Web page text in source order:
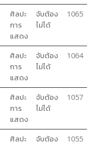
ศิลปะ
การ
แสดง
จับต้อง
ไม่ได้
1065
ศิลปะ
การ
แสดง
จับต้อง
ไม่ได้
1064
ศิลปะ
การ
แสดง
จับต้อง
ไม่ได้
1057
ศิลปะ
จับต้อง
1055